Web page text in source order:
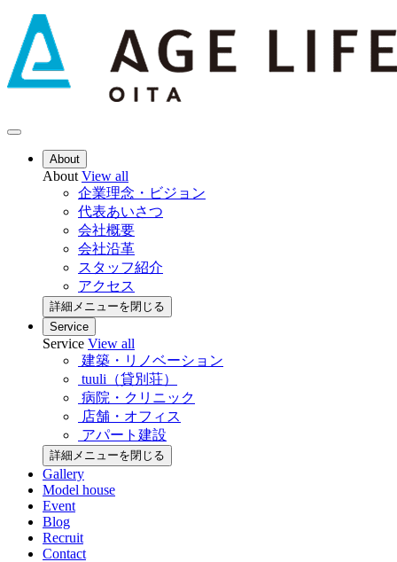
About
About View all
企業理念・ビジョン
代表あいさつ
会社概要
会社沿革
スタッフ紹介
アクセス
詳細メニューを閉じる
Service
Service View all
建築・リノベーション
tuuli（貸別荘）
病院・クリニック
店舗・オフィス
アパート建設
詳細メニューを閉じる
Gallery
Model house
Event
Blog
Recruit
Contact